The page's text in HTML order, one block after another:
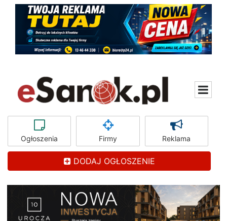
Ogłoszenia Firmy Reklama
DODAJ OGŁOSZENIE